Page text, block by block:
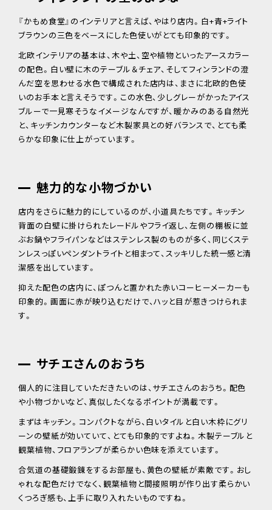
『かもめ食堂』のインテリアと言えば、やはり店内。白+青+ライト
ブラウンの三色をベースにした色使いがとても印象的です。
北欧インテリアの基本は、木や土、空や植物といったアースカラー
の配色。白い壁に木のテーブル＆チェア、そしてフィンランドの澄
んだ空を思わせる水色で構成された店内は、まさに北欧的色使
いのお手本と言えそうです。この水色、少しグレーがかったアイス
ブルーで一見寒そうなイメージなんですが、暖かみのある自然光
と、キッチンカウンターなど木製家具との好バランスで、とても柔
らかな印象に仕上がっています。
魅力的な小物づかい
店内をさらに魅力的にしているのが、小道具たちです。キッチン
背面の白壁に掛けられたレードルやフライ返し、左側の棚板に並
ぶお鍋やフライパンなどはステンレス製のものが多く、同じくステ
ンレスっぽいペンダントライトと相まって、スッキリした統一感と清
潔感を出しています。
抑えた配色の店内に、ぽつんと置かれた赤いコーヒーメーカーも
印象的。画面に赤が映り込むだけで、ハッと目が惹きつけられま
す。
サチエさんのおうち
個人的に注目していただきたいのは、サチエさんのおうち。配色
や小物づかいなど、真似したくなるポイントが満載です。
まずはキッチン。コンパクトながら、白いタイルと白い木枠にグリ
ーンの壁紙が効いていて、とても印象的ですよね。木製テーブルと
観葉植物、フロアランプが柔らかい色味を添えています。
合気道の基礎鍛錬をするお部屋も、黄色の壁紙が素敵です。おし
ゃれな配色だけでなく、観葉植物と間接照明が作り出す柔らかい
くつろぎ感も、上手に取り入れたいものですね。